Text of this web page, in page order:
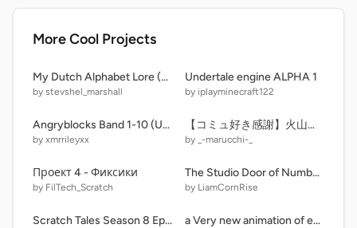
More Cool Projects
My Dutch Alphabet Lore (Read Instructions and Notes)
by stevshel_marshall
Undertale engine ALPHA 1
by iplayminecraft122
Angryblocks Band 1-10 (Uncannyblocks Band 14B) remix-2
by xmrrileyxx
【コミュ好き感謝】火山を噴火させるゲーム【拡散希望】
by _-marucchi-_
Проект 4 - Фиксики
by FilTech_Scratch
The Studio Door of Numbers X [ 114 Doors ]
by LiamCornRise
Scratch Tales Season 8 Episode 15: The Night Party a Very new animation of endless a-z